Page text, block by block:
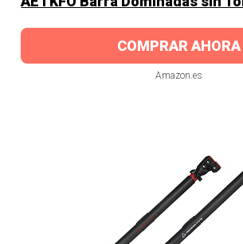
COMPRAR AHORA
Amazon.es